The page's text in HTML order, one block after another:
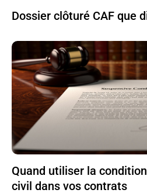
Dossier clôturé CAF que
Quand utiliser la
civil dans vos contrats